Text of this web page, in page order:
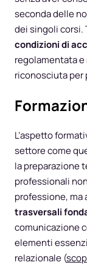
seconda delle
dei singoli corsi.
condizioni di
regolamentata
riconosciuta per
L’aspetto
settore come
la preparazione
professionali
professione, ma
trasversali
comunicazione
elementi
relazionale (